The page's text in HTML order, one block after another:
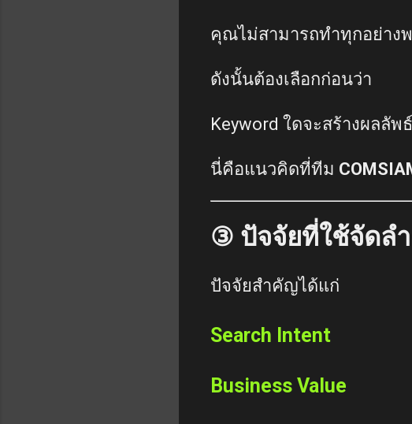
คุณไม่สามารถทำทุกอย่าง
ดังนั้นต้องเลือกก่อนว่า
Keyword ใดจะสร้างผลลัพ
นี่คือแนวคิดที่ทีม
③ ปัจจัยที่ใช้จัดล
ปัจจัยสำคัญได้แก่
Search Intent
Business Value